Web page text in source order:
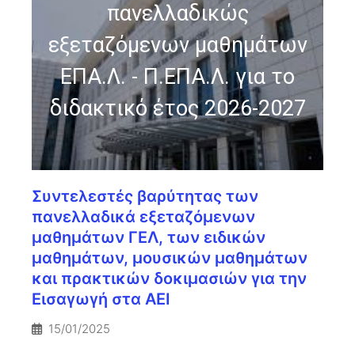
πανελλαδικώς
εξεταζόμενων μαθημάτων
ΕΠΑ.Λ. - Π.ΕΠΑ.Λ. για το
διδακτικό έτος 2026-2027
Συντελεστές βαρύτητας των
πανελλαδικά εξεταζόμενων
μαθημάτων ΓΕΛ, των ειδικών
μαθημάτων, μουσικών μαθημάτων
και πρακτικών δοκιμασιών για την
Εισαγωγή στα ΑΕΙ
15/01/2025